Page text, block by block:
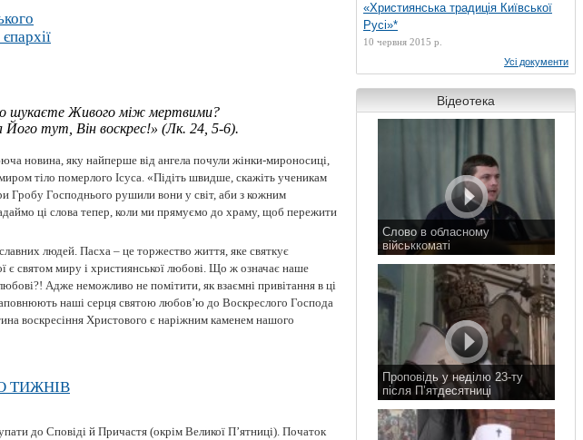
шукаєте Живого між мертвими?
Його тут, Він воскрес!» (Лк. 24, 5-6).
новина, яку найперше від ангела почули жінки-мироносиці,
тіло померлого Ісуса. «Підіть швидше, скажіть ученикам
Гробу Господнього рушили вони у світ, аби з кожним
ці слова тепер, коли ми прямуємо до храму, щоб пережити
людей. Пасха – це торжество життя, яке святкує
святом миру і християнської любові. Що ж означає наше
Адже неможливо не помітити, як взаємні привітання в ці
наші серця святою любов’ю до Воскреслого Господа
воскресіння Христового є наріжним каменем нашого
ТИЖНІВ
до Сповіді й Причастя (окрім Великої П’ятниці). Початок
«Християнська традиція Київської
Русі»*
10 червня 2015 р.
Усі документи
Відеотека
Слово в обласному
військкоматі
Проповідь у неділю 23-ту
після П’ятдесятниці